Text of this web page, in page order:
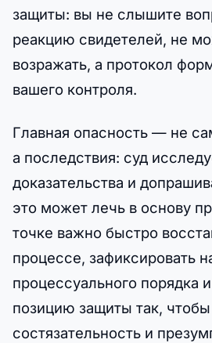
защиты: вы не слышите
реакцию свидетелей, не
возражать, а протокол
вашего контроля.
Главная опасность — не
а последствия: суд
доказательства и
это может лечь в основу
точке важно быстро
процессе, зафиксировать
процессуального порядка
позицию защиты так,
состязательность и